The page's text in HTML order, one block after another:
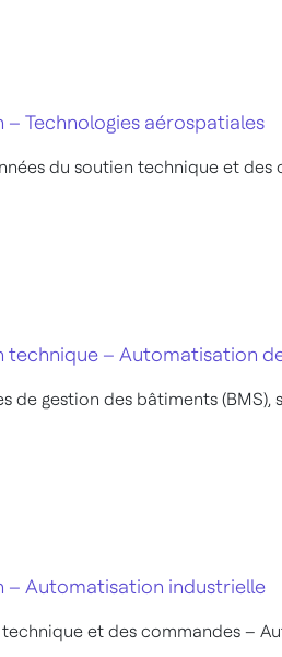
– Technologies aérospatiales
du soutien technique et
technique – Automatisation
de gestion des bâtiments
– Automatisation industrielle
et des commandes –